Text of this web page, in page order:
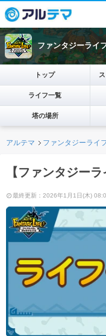
ファンタジーライ
トップ
ライフ一覧
塔の場所
アルテマ ファンタジーライ
【ファンタジー
最終更新：2026年1月1日(木)